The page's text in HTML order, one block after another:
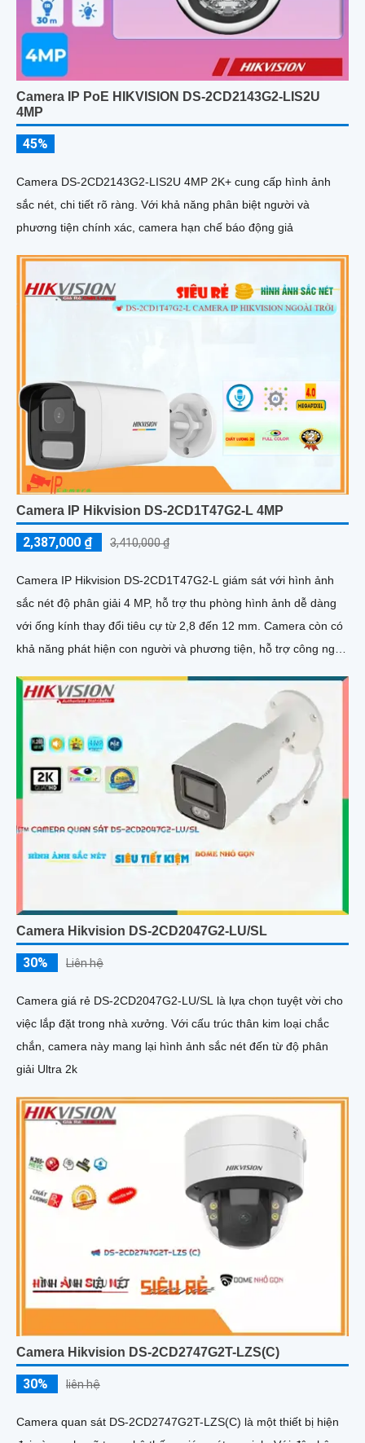
Camera IP PoE HIKVISION DS-2CD2143G2-LIS2U
4MP
45%
Camera DS-2CD2143G2-LIS2U 4MP 2K+ cung cấp hình ảnh
sắc nét, chi tiết rõ ràng. Với khả năng phân biệt người và
phương tiện chính xác, camera hạn chế báo động giả
Camera IP Hikvision DS-2CD1T47G2-L 4MP
2,387,000 ₫ 3,410,000 ₫
Camera IP Hikvision DS-2CD1T47G2-L giám sát với hình ảnh
sắc nét độ phân giải 4 MP, hỗ trợ thu phòng hình ảnh dễ dàng
với ống kính thay đổi tiêu cự từ 2,8 đến 12 mm. Camera còn có
khả năng phát hiện con người và phương tiện, hỗ trợ công nghệ
quả
Camera Hikvision DS-2CD2047G2-LU/SL
30% Liên hệ
Camera giá rẻ DS-2CD2047G2-LU/SL là lựa chọn tuyệt vời cho
việc lắp đặt trong nhà xưởng. Với cấu trúc thân kim loại chắc
chắn, camera này mang lại hình ảnh sắc nét đến từ độ phân
giải Ultra 2k
Camera Hikvision DS-2CD2747G2T-LZS(C)
30% liên hệ
Camera quan sát DS-2CD2747G2T-LZS(C) là một thiết bị hiện